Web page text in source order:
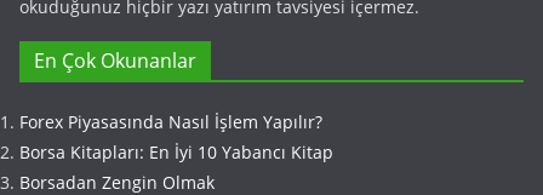
okuduğunuz hiçbir yazı yatırım tavsiyesi içermez.
En Çok Okunanlar
Forex Piyasasında Nasıl İşlem Yapılır?
Borsa Kitapları: En İyi 10 Yabancı Kitap
Borsadan Zengin Olmak